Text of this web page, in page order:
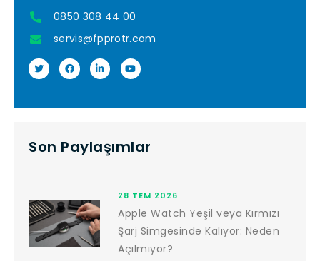
0850 308 44 00
servis@fpprotr.com
Son Paylaşımlar
28 TEM 2026
Apple Watch Yeşil veya Kırmızı
Şarj Simgesinde Kalıyor: Neden
Açılmıyor?